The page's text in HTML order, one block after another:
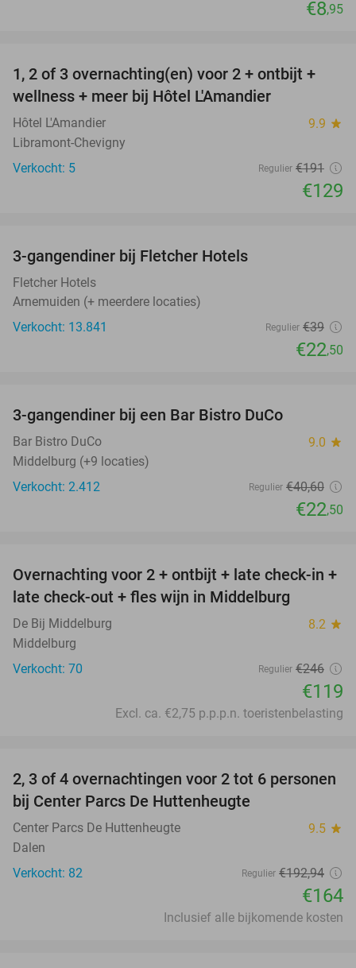
€8,95
32%
TODAY
1, 2 of 3 overnachting(en) voor 2 + ontbijt +
wellness + meer bij Hôtel L'Amandier
Hôtel L'Amandier 9.9 star
Libramont-Chevigny
Verkocht: 5
Regulier €191
€129
3-gangendiner bij Fletcher Hotels
Fletcher Hotels
Arnemuiden (+ meerdere locaties)
Verkocht: 13.841
Regulier €39
€22,50
3-gangendiner bij een Bar Bistro DuCo
Bar Bistro DuCo 9.0 star
Middelburg (+9 locaties)
Verkocht: 2.412
Regulier €40,60
€22,50
52%
Overnachting voor 2 + ontbijt + late check-in +
late check-out + fles wijn in Middelburg
De Bij Middelburg 8.2 star
Middelburg
Verkocht: 70
Regulier €246
€119
Excl. ca. €2,75 p.p.p.n. toeristenbelasting
15%
2, 3 of 4 overnachtingen voor 2 tot 6 personen
bij Center Parcs De Huttenheugte
Center Parcs De Huttenheugte 9.5 star
Dalen
Verkocht: 82
Regulier €192,94
€164
Inclusief alle bijkomende kosten